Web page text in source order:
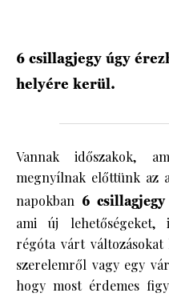
6 csillagjegy úgy
helyére kerül.
Vannak időszakok,
megnyílnak előttünk az
napokban 6 csillagjegy
ami új lehetőségeket,
régóta várt
szerelemről vagy egy
hogy most érdemes